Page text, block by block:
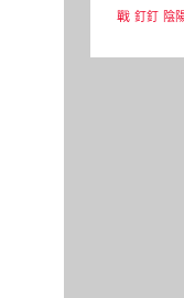
戰 釘釘 陰